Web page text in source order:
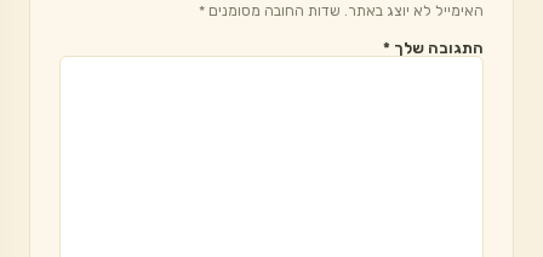
האימייל לא יוצג באתר. שדות החובה מסומנים *
התגובה שלך *